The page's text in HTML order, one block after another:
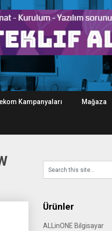
Kampanyaları Mağaza
Ürünler
ALLinONE Bilgisayar